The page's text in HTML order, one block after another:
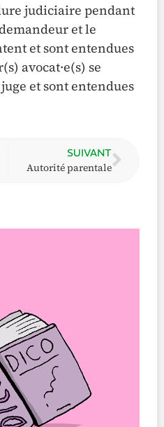
judiciaire pendant
et le
et sont entendues
avocat·e(s) se
et sont entendues
SUIVANT
Autorité parentale